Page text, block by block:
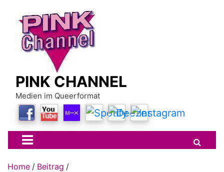
content
PINK CHANNEL
Medien im Queerformat
Home
Beitrag